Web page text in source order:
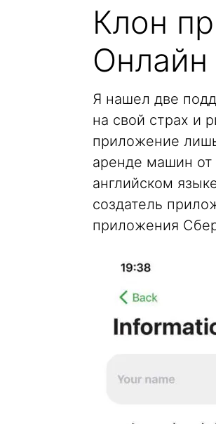
Клон
Онлайн
Я нашел две
на свой страх и
приложение
аренде машин от
английском
создатель
приложения